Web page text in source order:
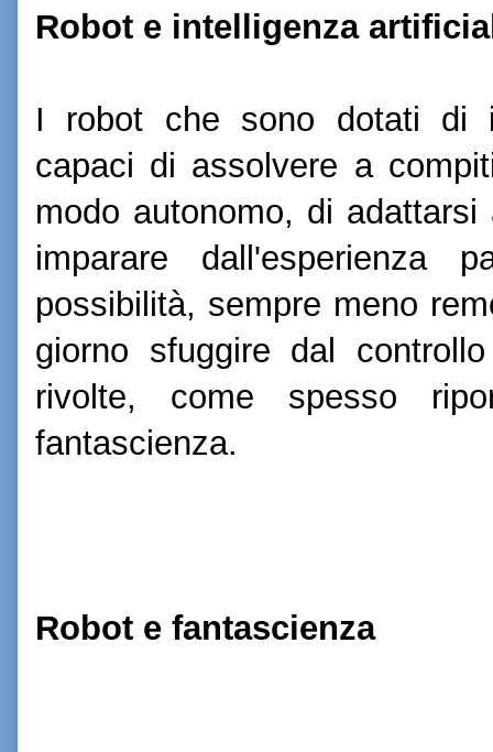
Robot e intelligenza
I robot che sono dotati di
capaci di assolvere a
modo autonomo, di
imparare
possibilità, sempre meno
giorno sfuggire dal
rivolte, come spesso
fantascienza.
Robot e fantascienza